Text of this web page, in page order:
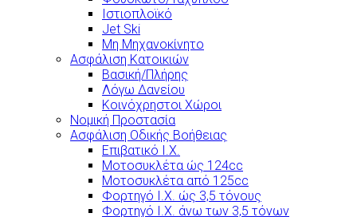
Ιστιοπλοϊκό
Jet Ski
Μη Μηχανοκίνητο
Ασφάλιση Κατοικιών
Βασική/Πλήρης
Λόγω Δανείου
Κοινόχρηστοι Χώροι
Νομική Προστασία
Ασφάλιση Οδικής Βοήθειας
Επιβατικό Ι.Χ.
Μοτοσυκλέτα ώς 124cc
Μοτοσυκλέτα από 125cc
Φορτηγό Ι.Χ. ώς 3,5 τόνους
Φορτηγό Ι.Χ. άνω των 3,5 τόνων